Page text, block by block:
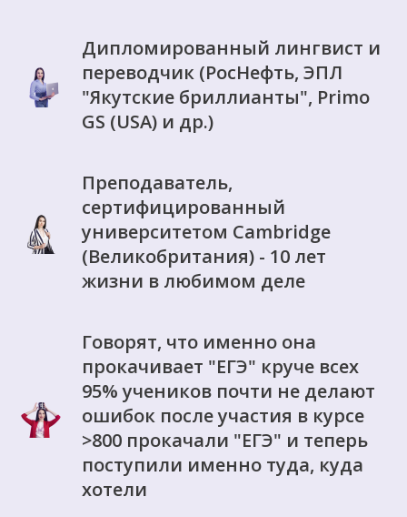
Дипломированный лингвист и
переводчик (РосНефть, ЭПЛ
"Якутские бриллианты", Primo
GS (USA) и др.)
Преподаватель,
сертифицированный
университетом Cambridge
(Великобритания) - 10 лет
жизни в любимом деле
Говорят, что именно она
прокачивает "ЕГЭ" круче всех
95% учеников почти не делают
ошибок после участия в курсе
>800 прокачали "ЕГЭ" и теперь
поступили именно туда, куда
хотели